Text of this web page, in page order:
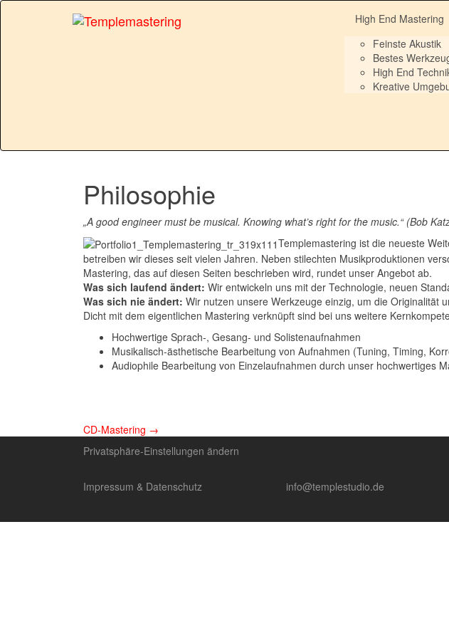
High End Mastering
Feinste Akustik
Bestes
High End
Kreative
Philosophie
„A good engineer must be musical. Knowing what’s right for the music.“ (Bob
Templemastering ist die neueste
betreiben wir dieses seit vielen Jahren. Neben stilechten Musikproduktionen
Mastering, das auf diesen Seiten beschrieben wird, rundet unser Angebot ab.
Was sich laufend ändert: Wir entwickeln uns mit der Technologie, neuen
Was sich nie ändert: Wir nutzen unsere Werkzeuge einzig, um die Originalität
Dicht mit dem eigentlichen Mastering verknüpft sind bei uns weitere
Hochwertige Sprach-, Gesang- und Solistenaufnahmen
Musikalisch-ästhetische Bearbeitung von Aufnahmen (Tuning, Timing,
Audiophile Bearbeitung von Einzelaufnahmen durch unser hochwertiges
Artikel-
Navigation
CD-Mastering →
Privatsphäre-Einstellungen ändern
Impressum & Datenschutz info@templestudio.de